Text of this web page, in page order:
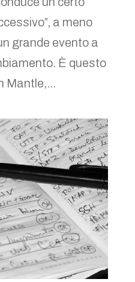
a meno
grande evento a
È questo
Mantle,...